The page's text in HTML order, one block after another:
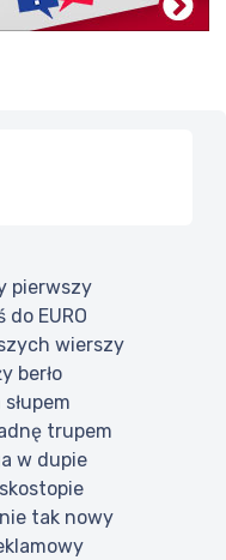
pierwszy
EURO
wierszy
berło
trupem
w dupie
tak nowy